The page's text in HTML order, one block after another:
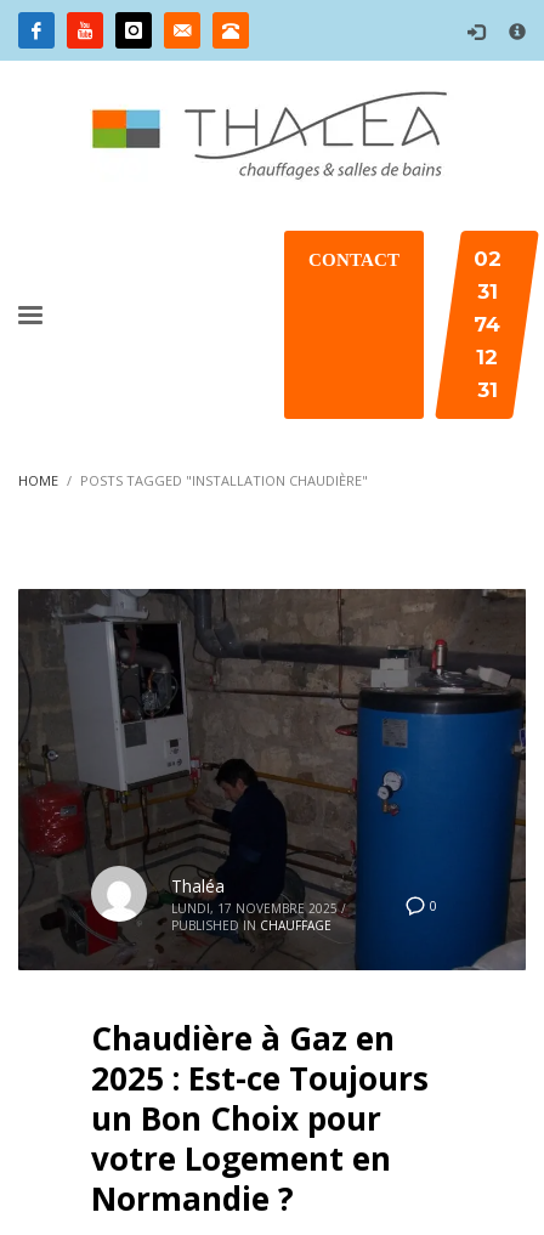
×
CONTACT
02
31
74
12
31
HOME POSTS TAGGED "INSTALLATION CHAUDIÈRE"
0
Thaléa
LUNDI, 17 NOVEMBRE 2025 /
PUBLISHED IN CHAUFFAGE
Chaudière à Gaz en
2025 : Est-ce Toujours
un Bon Choix pour
votre Logement en
Normandie ?